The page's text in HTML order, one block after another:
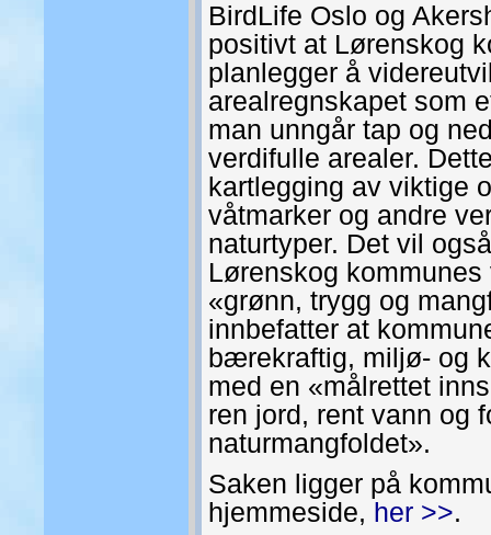
BirdLife Oslo og
positivt at Lørenskog
planlegger å
arealregnskapet som
man unngår tap og
verdifulle arealer.
kartlegging av viktige
våtmarker og andre
naturtyper. Det vil
Lørenskog
«grønn, trygg og
innbefatter at
bærekraftig, miljø- og
med en «målrettet
ren jord, rent vann og
naturmangfoldet».
Saken ligger på
hjemmeside, her >>.